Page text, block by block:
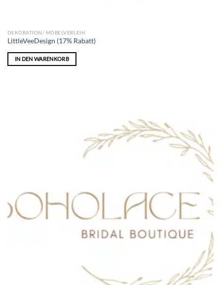
DEKORATION/ MÖBELVERLEIH
LittleVeeDesign (17% Rabatt)
IN DEN WARENKORB